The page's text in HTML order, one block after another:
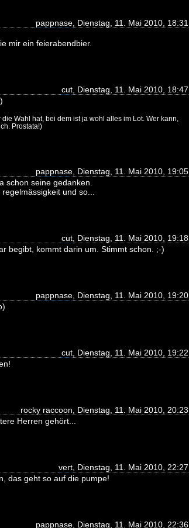
pappnase , Dienstag, 11. Mai 2010, 18:31
mir ein feierabendbier.
cut , Dienstag, 11. Mai 2010, 18:47
Wahl hat, bei dem ist ja wohl alles im Lot. Wer kann,
Prostata!)
pappnase , Dienstag, 11. Mai 2010, 19:05
schon seine gedanken.
und so...
cut , Dienstag, 11. Mai 2010, 19:18
begibt, kommt darin um. Stimmt schon. ;-)
pappnase , Dienstag, 11. Mai 2010, 19:20
cut , Dienstag, 11. Mai 2010, 19:22
rocky raccoon, Dienstag, 11. Mai 2010, 20:23
Herren gehört...
vert , Dienstag, 11. Mai 2010, 22:27
das geht so auf die pumpe!
pappnase , Dienstag, 11. Mai 2010, 22:36